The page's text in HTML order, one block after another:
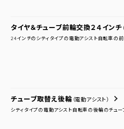
タイヤ＆チューブ前輪交換２４インチ
24インチのシティタイプの電動アシスト自転車の
チューブ取替え後輪 （電動アシスト）
シティタイプの電動アシスト自転車の後輪のチュ